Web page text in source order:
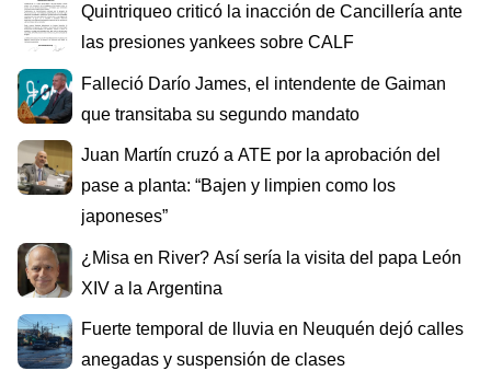
Quintriqueo criticó la inacción de Cancillería ante
las presiones yankees sobre CALF
Falleció Darío James, el intendente de Gaiman
que transitaba su segundo mandato
Juan Martín cruzó a ATE por la aprobación del
pase a planta: “Bajen y limpien como los
japoneses”
¿Misa en River? Así sería la visita del papa León
XIV a la Argentina
Fuerte temporal de lluvia en Neuquén dejó calles
anegadas y suspensión de clases